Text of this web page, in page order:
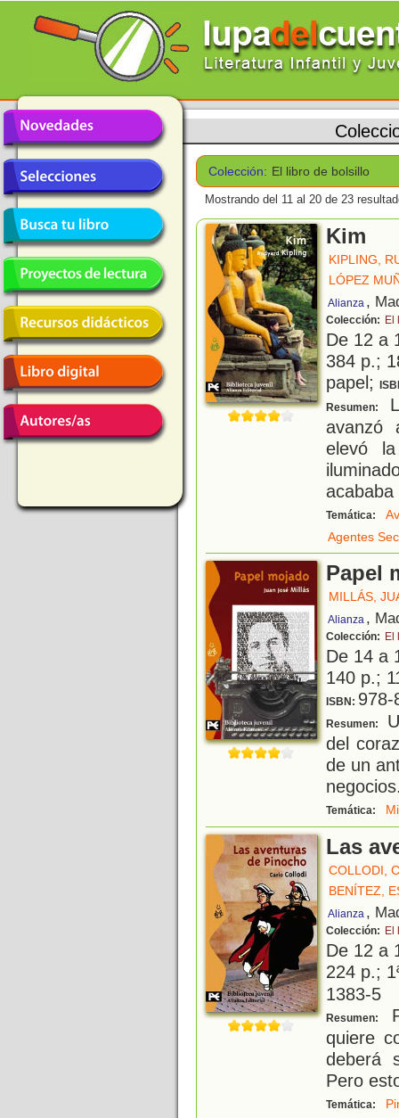
Colección: El libro de bolsillo
Mostrando del 11 al 20 de 23
Kim
KIPLING,
LÓPEZ
Alianza ,
Colección: El
De 12 a
384 p.;
papel;
Resumen:
avanzó
elevó
Temática:
Agentes
Papel
MILLÁS,
Alianza ,
Colección: El
De 14 a
140 p.;
ISBN: 978-
Resumen:
del
de un
Temática:
Las
COLLODI,
BENÍTEZ,
Alianza ,
Colección: El
De 12 a
224 p.;
1383-5
Resumen:
quiere
deberá
Pero
Temática: